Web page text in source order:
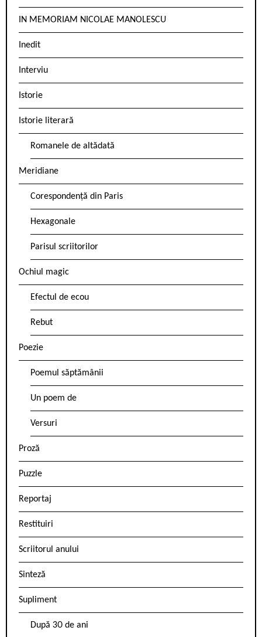
IN MEMORIAM NICOLAE MANOLESCU
Inedit
Interviu
Istorie
Istorie literară
Romanele de altădată
Meridiane
Corespondență din Paris
Hexagonale
Parisul scriitorilor
Ochiul magic
Efectul de ecou
Rebut
Poezie
Poemul săptămânii
Un poem de
Versuri
Proză
Puzzle
Reportaj
Restituiri
Scriitorul anului
Sinteză
Supliment
După 30 de ani